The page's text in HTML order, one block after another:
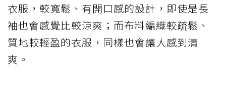
衣服，較寬鬆、有開口感的設計，即使是長
袖也會感覺比較涼爽；而布料編織較疏鬆、
質地較輕盈的衣服，同樣也會讓人感到清
爽。